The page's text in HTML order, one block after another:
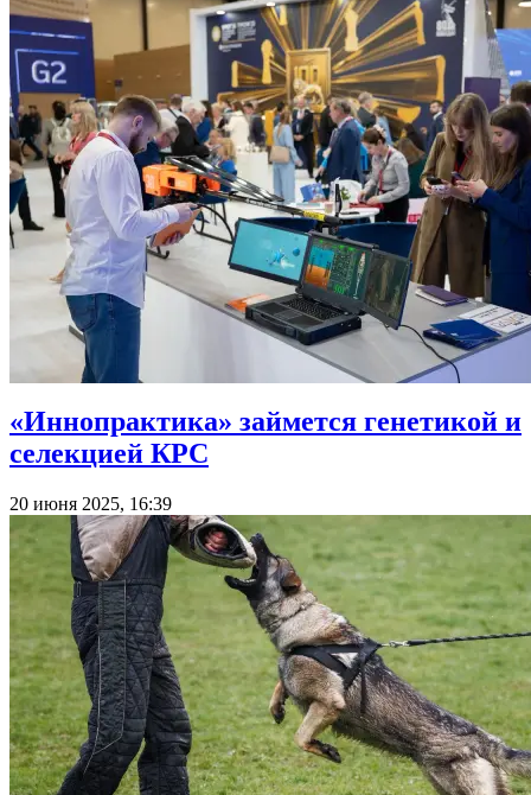
«Иннопрактика» займется генетикой и
селекцией КРС
20 июня 2025, 16:39